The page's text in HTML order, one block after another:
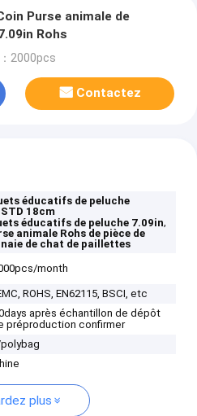
Purse animale de
Rohs
2000pcs
Contactez
éducatifs de peluche
18cm
éducatifs de peluche 7.09in,
animale Rohs de pièce de
de chat de paillettes
month
ROHS, EN62115, BSCI, etc
après échantillon de dépôt
préproduction confirmer
plus